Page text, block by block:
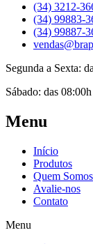
(34) 3212-
(34) 99883-
(34) 99887-
Segunda a Sexta:
Sábado: das
Menu
Início
Produtos
Quem Somos
Avalie-nos
Contato
Menu